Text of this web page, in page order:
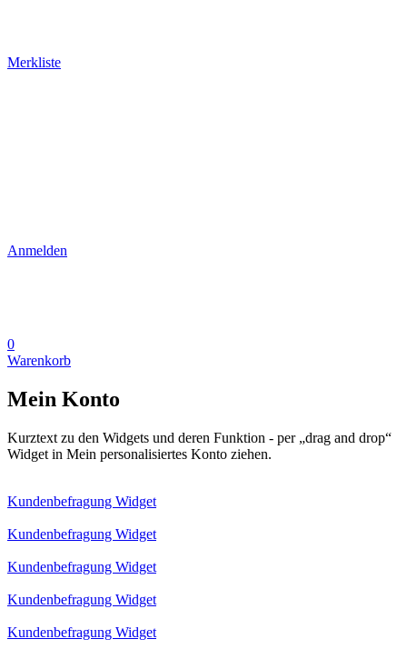
Merkliste
Anmelden
0
Warenkorb
Mein Konto
Kurztext zu den Widgets und deren Funktion - per „drag and drop“
Widget in Mein personalisiertes Konto ziehen.
Kundenbefragung Widget
Kundenbefragung Widget
Kundenbefragung Widget
Kundenbefragung Widget
Kundenbefragung Widget